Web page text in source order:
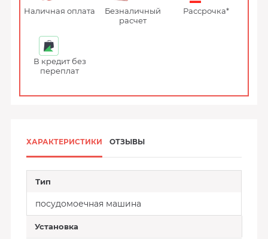
Наличная оплата
Безналичный
расчет
Рассрочка*
В кредит без
переплат
ХАРАКТЕРИСТИКИ ОТЗЫВЫ
Тип
посудомоечная машина
Установка